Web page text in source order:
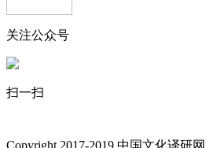
关注公众号
扫一扫